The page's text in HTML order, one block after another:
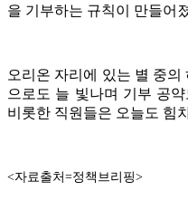
을 기부하는 규칙이 만들어
오리온 자리에 있는 별 중의
으로도 늘 빛나며 기부 공
비롯한 직원들은 오늘도 힘
<자료출처=정책브리핑>